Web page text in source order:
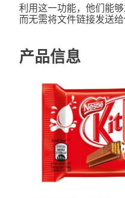
利用这一功能，他们能
而无需将文件链接发送给
产品信息